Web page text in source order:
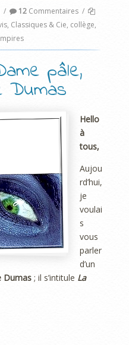
/ 12 Commentaires /
, Classiques & Cie, collège,
pâle,
Dumas
Hello
à
tous,
Aujou
rd’hui,
je
voulai
s
vous
parler
d’un
Dumas ; il s’intitule La